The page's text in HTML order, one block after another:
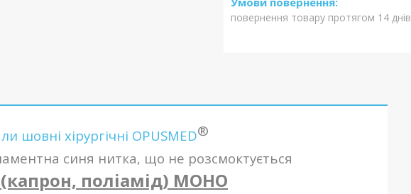
повернення товару протягом 14 днів
шовні хірургічні OPUSMED®
синя нитка, що не розсмоктується
поліамід) МОНО